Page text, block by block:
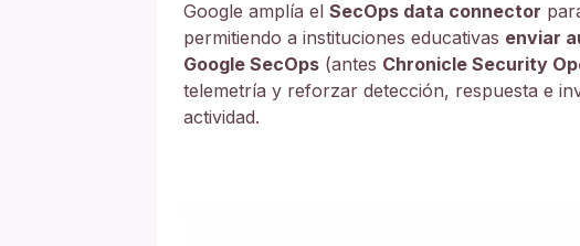
Google amplía el SecOps data connector
permitiendo a instituciones educativas enviar
Google SecOps (antes Chronicle Security
telemetría y reforzar detección, respuesta e
actividad.